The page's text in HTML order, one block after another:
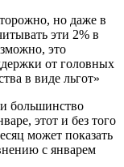
но даже в
эти 2% в
это
от головных
в виде льгот»
большинство
этот и без того
может показать
с январем